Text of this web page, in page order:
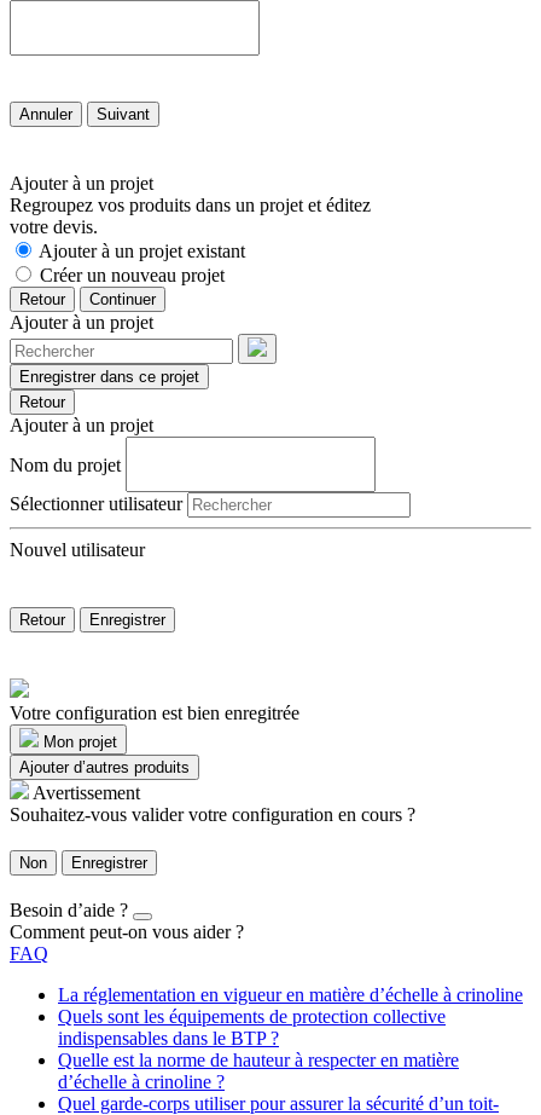
Annuler Suivant
Ajouter à un projet
Regroupez vos produits dans un projet et éditez
votre devis.
Ajouter à un projet existant
Créer un nouveau projet
Retour Continuer
Ajouter à un projet
Enregistrer dans ce projet
Retour
Ajouter à un projet
Nom du projet
Sélectionner utilisateur
Nouvel utilisateur
Retour Enregistrer
Votre configuration est bien enregitrée
Mon projet
Ajouter d’autres produits
Avertissement
Souhaitez-vous valider votre configuration en cours ?
Non Enregistrer
Besoin d’aide ?
Comment peut-on vous aider ?
FAQ
La réglementation en vigueur en matière d’échelle à crinoline
Quels sont les équipements de protection collective
indispensables dans le BTP ?
Quelle est la norme de hauteur à respecter en matière
d’échelle à crinoline ?
Quel garde-corps utiliser pour assurer la sécurité d’un toit-